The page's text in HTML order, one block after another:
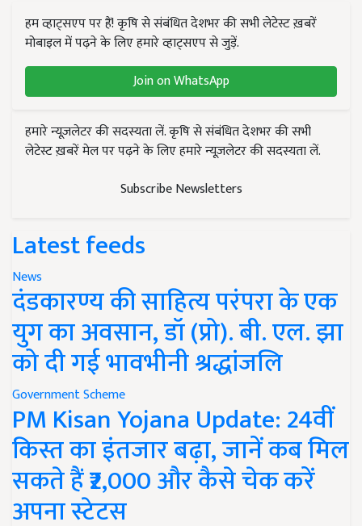
हम व्हाट्सएप पर हैं! कृषि से संबंधित देशभर की सभी लेटेस्ट ख़बरें
मोबाइल में पढ़ने के लिए हमारे व्हाट्सएप से जुड़ें.
Join on WhatsApp
हमारे न्यूज़लेटर की सदस्यता लें. कृषि से संबंधित देशभर की सभी
लेटेस्ट ख़बरें मेल पर पढ़ने के लिए हमारे न्यूज़लेटर की सदस्यता लें.
Subscribe Newsletters
Latest feeds
News
दंडकारण्य की साहित्य परंपरा के एक
युग का अवसान, डॉ (प्रो). बी. एल. झा
को दी गई भावभीनी श्रद्धांजलि
Government Scheme
PM Kisan Yojana Update: 24वीं
किस्त का इंतजार बढ़ा, जानें कब मिल
सकते हैं ₹2,000 और कैसे चेक करें
अपना स्टेटस